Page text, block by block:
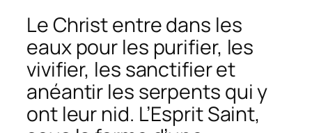
Le Christ entre dans les
eaux pour les purifier, les
vivifier, les sanctifier et
anéantir les serpents qui y
ont leur nid. L’Esprit Saint,